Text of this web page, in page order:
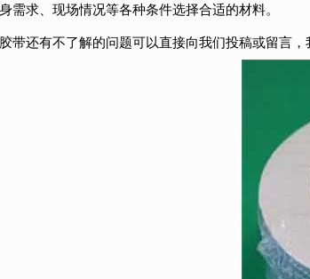
需求、现场情况等各种条件选择合适的材料。
带还有不了解的问题可以直接向我们投稿或留言